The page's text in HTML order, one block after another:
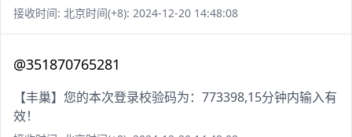
接收时间: 北京时间(+8): 2024-12-20 14:48:08
@351870765281
【丰巢】您的本次登录校验码为：773398,15分钟内输入有
效！